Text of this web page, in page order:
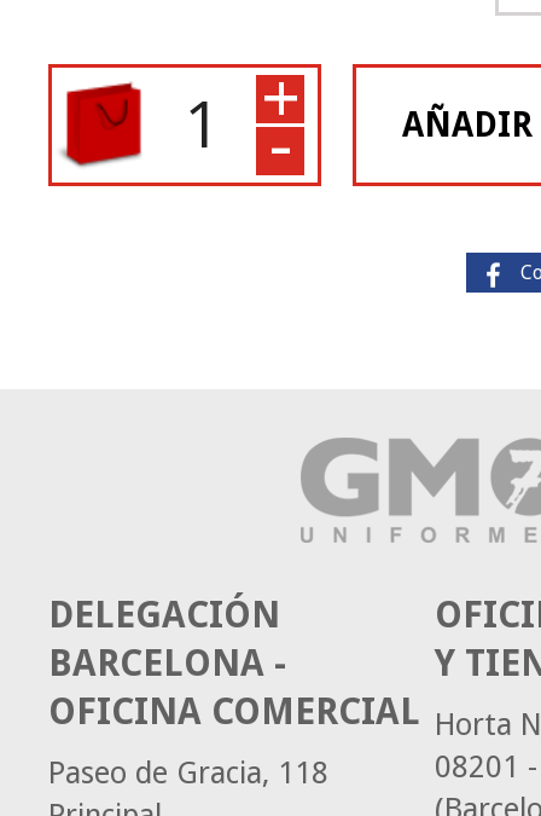
AÑADIR
+
-
Y
Horta
08201
DELEGACIÓN
BARCELONA -
OFICINA COMERCIAL
Paseo de Gracia, 118